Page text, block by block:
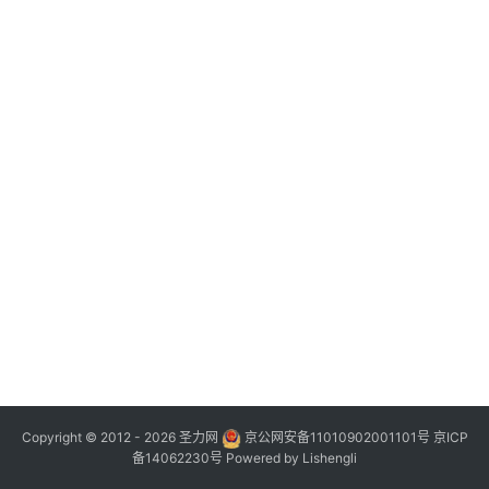
Copyright © 2012 - 2026 圣力网 京公网安备11010902001101号 京ICP
备14062230号 Powered by Lishengli